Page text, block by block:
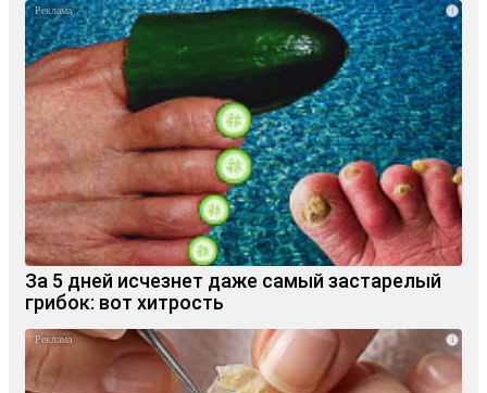
i
За 5 дней исчезнет даже самый застарелый
грибок: вот хитрость
i